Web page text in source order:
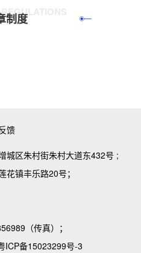
制度
馈
城区朱村街朱村大道东432号 ;
镇丰乐路20号；
（传真）；
ICP备15023299号-3